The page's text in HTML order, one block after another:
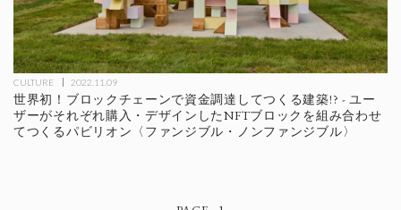
CULTURE 2022.11.09
世界初！ブロックチェーンで資金調達してつくる建築!? - ユー
ザーがそれぞれ購入・デザインしたNFTブロックを組み合わせ
てつくるパビリオン〈ファンジブル・ノンファンジブル〉